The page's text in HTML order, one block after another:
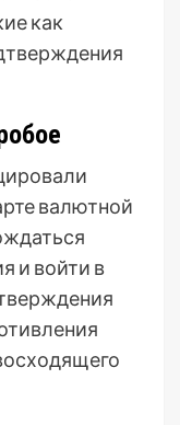
как
валютной
и войти в